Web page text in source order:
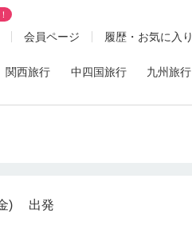
会員ページ 履歴・お気に入り
関西旅行 中四国旅行 九州旅行
) 出発